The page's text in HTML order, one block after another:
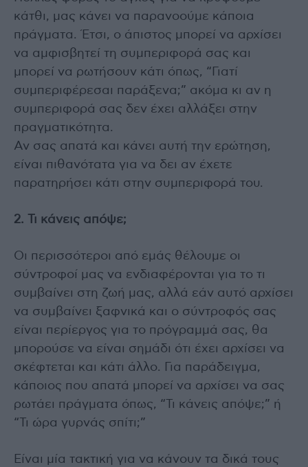
κάτθι, μας κάνει να παρανοούμε κάποια
πράγματα. Έτσι, ο άπιστος μπορεί να αρχίσει
να αμφισβητεί τη συμπεριφορά σας και
μπορεί να ρωτήσουν κάτι όπως, “Γιατί
συμπεριφέρεσαι παράξενα;” ακόμα κι αν η
συμπεριφορά σας δεν έχει αλλάξει στην
πραγματικότητα.
Αν σας απατά και κάνει αυτή την ερώτηση,
είναι πιθανότατα για να δει αν έχετε
παρατηρήσει κάτι στην συμπεριφορά του.
2. Τι κάνεις απόψε;
Οι περισσότεροι από εμάς θέλουμε οι
σύντροφοί μας να ενδιαφέρονται για το τι
συμβαίνει στη ζωή μας, αλλά εάν αυτό αρχίσει
να συμβαίνει ξαφνικά και ο σύντροφός σας
είναι περίεργος για το πρόγραμμά σας, θα
μπορούσε να είναι σημάδι ότι έχει αρχίσει να
σκέφτεται και κάτι άλλο. Για παράδειγμα,
κάποιος που απατά μπορεί να αρχίσει να σας
ρωτάει πράγματα όπως, “Τι κάνεις απόψε;” ή
“Τι ώρα γυρνάς σπίτι;”
Είναι μία τακτική για να κάνουν τα δικά τους